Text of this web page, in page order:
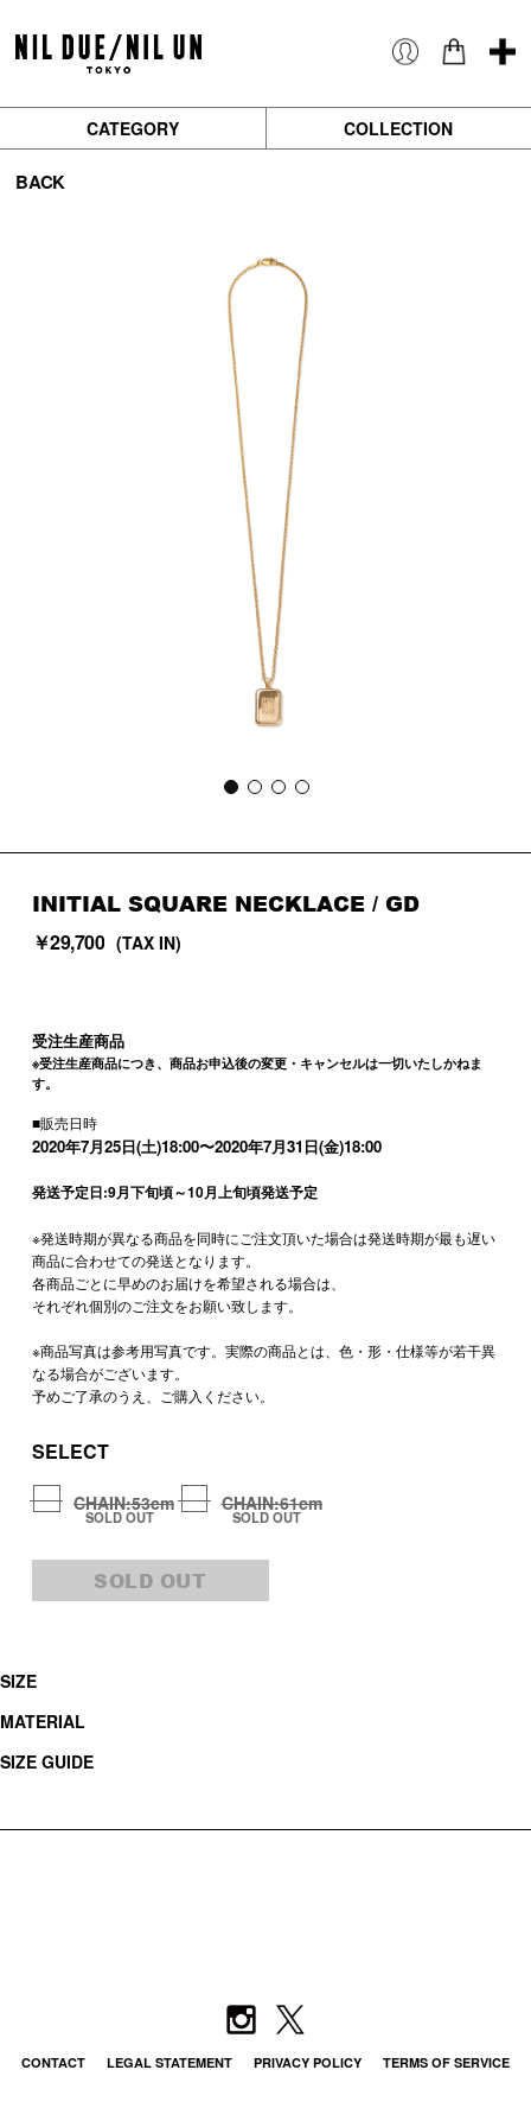
CATEGORY COLLECTION
BACK
INITIAL SQUARE NECKLACE / GD
￥29,700 (TAX IN)
受注生産商品
※受注生産商品につき、商品お申込後の変更・キャンセルは一切いたしかねま
す。
■販売日時
2020年7月25日(土)18:00〜2020年7月31日(金)18:00
発送予定日:9月下旬頃～10月上旬頃発送予定
※発送時期が異なる商品を同時にご注文頂いた場合は発送時期が最も遅い
商品に合わせての発送となります。
各商品ごとに早めのお届けを希望される場合は、
それぞれ個別のご注文をお願い致します。
※商品写真は参考用写真です。実際の商品とは、色・形・仕様等が若干異
なる場合がございます。
予めご了承のうえ、ご購入ください。
SELECT
CHAIN:53cm
SOLD OUT
CHAIN:61cm
SOLD OUT
SOLD OUT
SIZE
MATERIAL
SIZE GUIDE
CONTACT LEGAL STATEMENT PRIVACY POLICY TERMS OF SERVICE